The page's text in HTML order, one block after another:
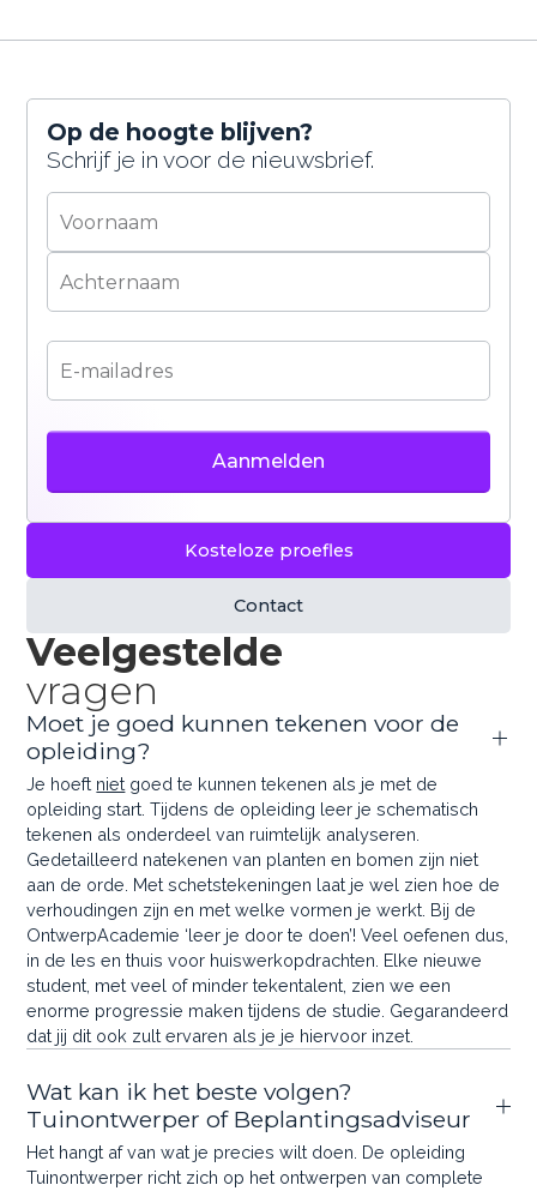
gebruik van de website te analyseren en om
bepaalde content goed te laten werken. Je kunt
zelf kiezen of je hiermee akkoord gaat. Meer
informatie vind je in onsprivacybeleid
Accepteren
Op de hoogte blijven?
Schrijf je in voor de nieuwsbrief.
Kosteloze proefles
Contact
Veelgestelde
vragen
Moet je goed kunnen tekenen voor de
opleiding?
Je hoeft niet goed te kunnen tekenen als je met de
opleiding start. Tijdens de opleiding leer je schematisch
tekenen als onderdeel van ruimtelijk analyseren.
Gedetailleerd natekenen van planten en bomen zijn niet
aan de orde. Met schetstekeningen laat je wel zien hoe de
verhoudingen zijn en met welke vormen je werkt. Bij de
OntwerpAcademie ‘leer je door te doen’! Veel oefenen dus,
in de les en thuis voor huiswerkopdrachten. Elke nieuwe
student, met veel of minder tekentalent, zien we een
enorme progressie maken tijdens de studie. Gegarandeerd
dat jij dit ook zult ervaren als je je hiervoor inzet.
Wat kan ik het beste volgen?
Tuinontwerper of Beplantingsadviseur
Het hangt af van wat je precies wilt doen. De opleiding
Tuinontwerper richt zich op het ontwerpen van complete